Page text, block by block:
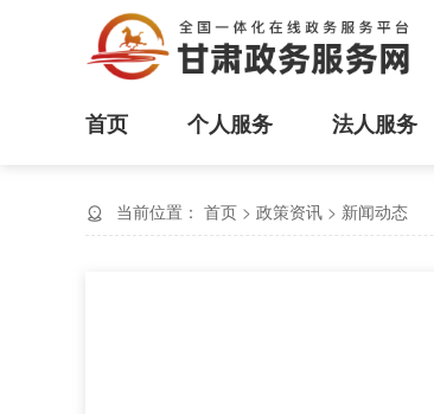
首页 个人服务 法人服务
当前位置： 首页 > 政策资讯 > 新闻动态